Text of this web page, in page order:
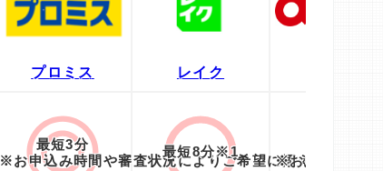
プロミス レイク
最短3分
※お申込み時間や審査状況によりご希望に添えない場合が
最短8分※1
※お申込み時間